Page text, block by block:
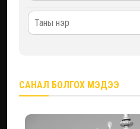
САНАЛ БОЛГОХ МЭДЭЭ